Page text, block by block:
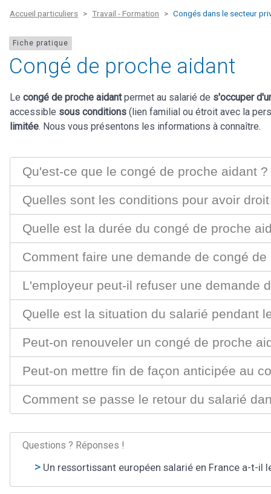
Accueil particuliers Travail - Formation Congés dans le secteur
Fiche pratique
Congé de proche aidant
Le congé de proche aidantpermet au salarié de s'occuper
accessible sous conditions (lien familial ou étroit avec la
limitée. Nous vous présentons les informations à connaître.
Qu'est-ce que le congé de proche aidant ?
Quelles sont les conditions pour avoir
Quelle est la durée du congé de proche
Comment faire une demande de congé
L'employeur peut-il refuser une demande
Quelle est la situation du salarié pendant
Peut-on renouveler un congé de proche
Peut-on mettre fin de façon anticipée au
Comment se passe le retour du salarié
Questions ? Réponses !
Un ressortissant européen salarié en France a-t-il